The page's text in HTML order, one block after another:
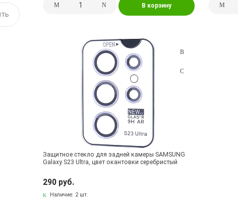
В корзину
Защитное стекло для задней камеры SAMSUNG
Galaxy S23 Ultra, цвет окантовки серебристый
290 руб.
Наличие: 2 шт.